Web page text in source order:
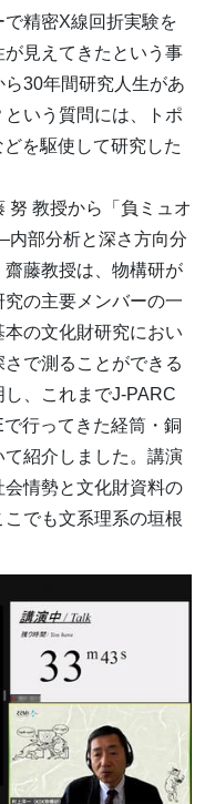
精密X線回折実験を
見えてきたという事
30年間研究人生があ
いう質問には、トポ
を駆使して研究した
努 教授から「負ミュオ
内部分析と深さ方向分
藤教授は、物構研が
の主要メンバーの一
の文化財研究におい
で測ることができる
、これまでJ-PARC
行ってきた経筒・銅
紹介しました。講演
情勢と文化財資料の
でも文系理系の垣根